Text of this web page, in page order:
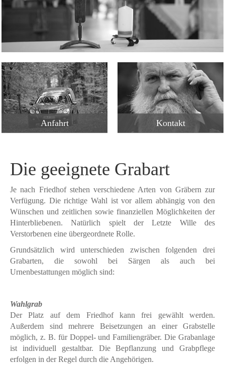
Anfahrt Kontakt
Die geeignete Grabart
Je nach Friedhof stehen verschiedene Arten von Gräbern zur
Verfügung. Die richtige Wahl ist vor allem abhängig von den
Wünschen und zeitlichen sowie finanziellen Möglichkeiten der
Hinterbliebenen. Natürlich spielt der Letzte Wille des
Verstorbenen eine übergeordnete Rolle.
Grundsätzlich wird unterschieden zwischen folgenden drei
Grabarten, die sowohl bei Särgen als auch bei
Urnenbestattungen möglich sind:
Wahlgrab
Der Platz auf dem Friedhof kann frei gewählt werden.
Außerdem sind mehrere Beisetzungen an einer Grabstelle
möglich, z. B. für Doppel- und Familiengräber. Die Grabanlage
ist individuell gestaltbar. Die Bepflanzung und Grabpflege
erfolgen in der Regel durch die Angehörigen.